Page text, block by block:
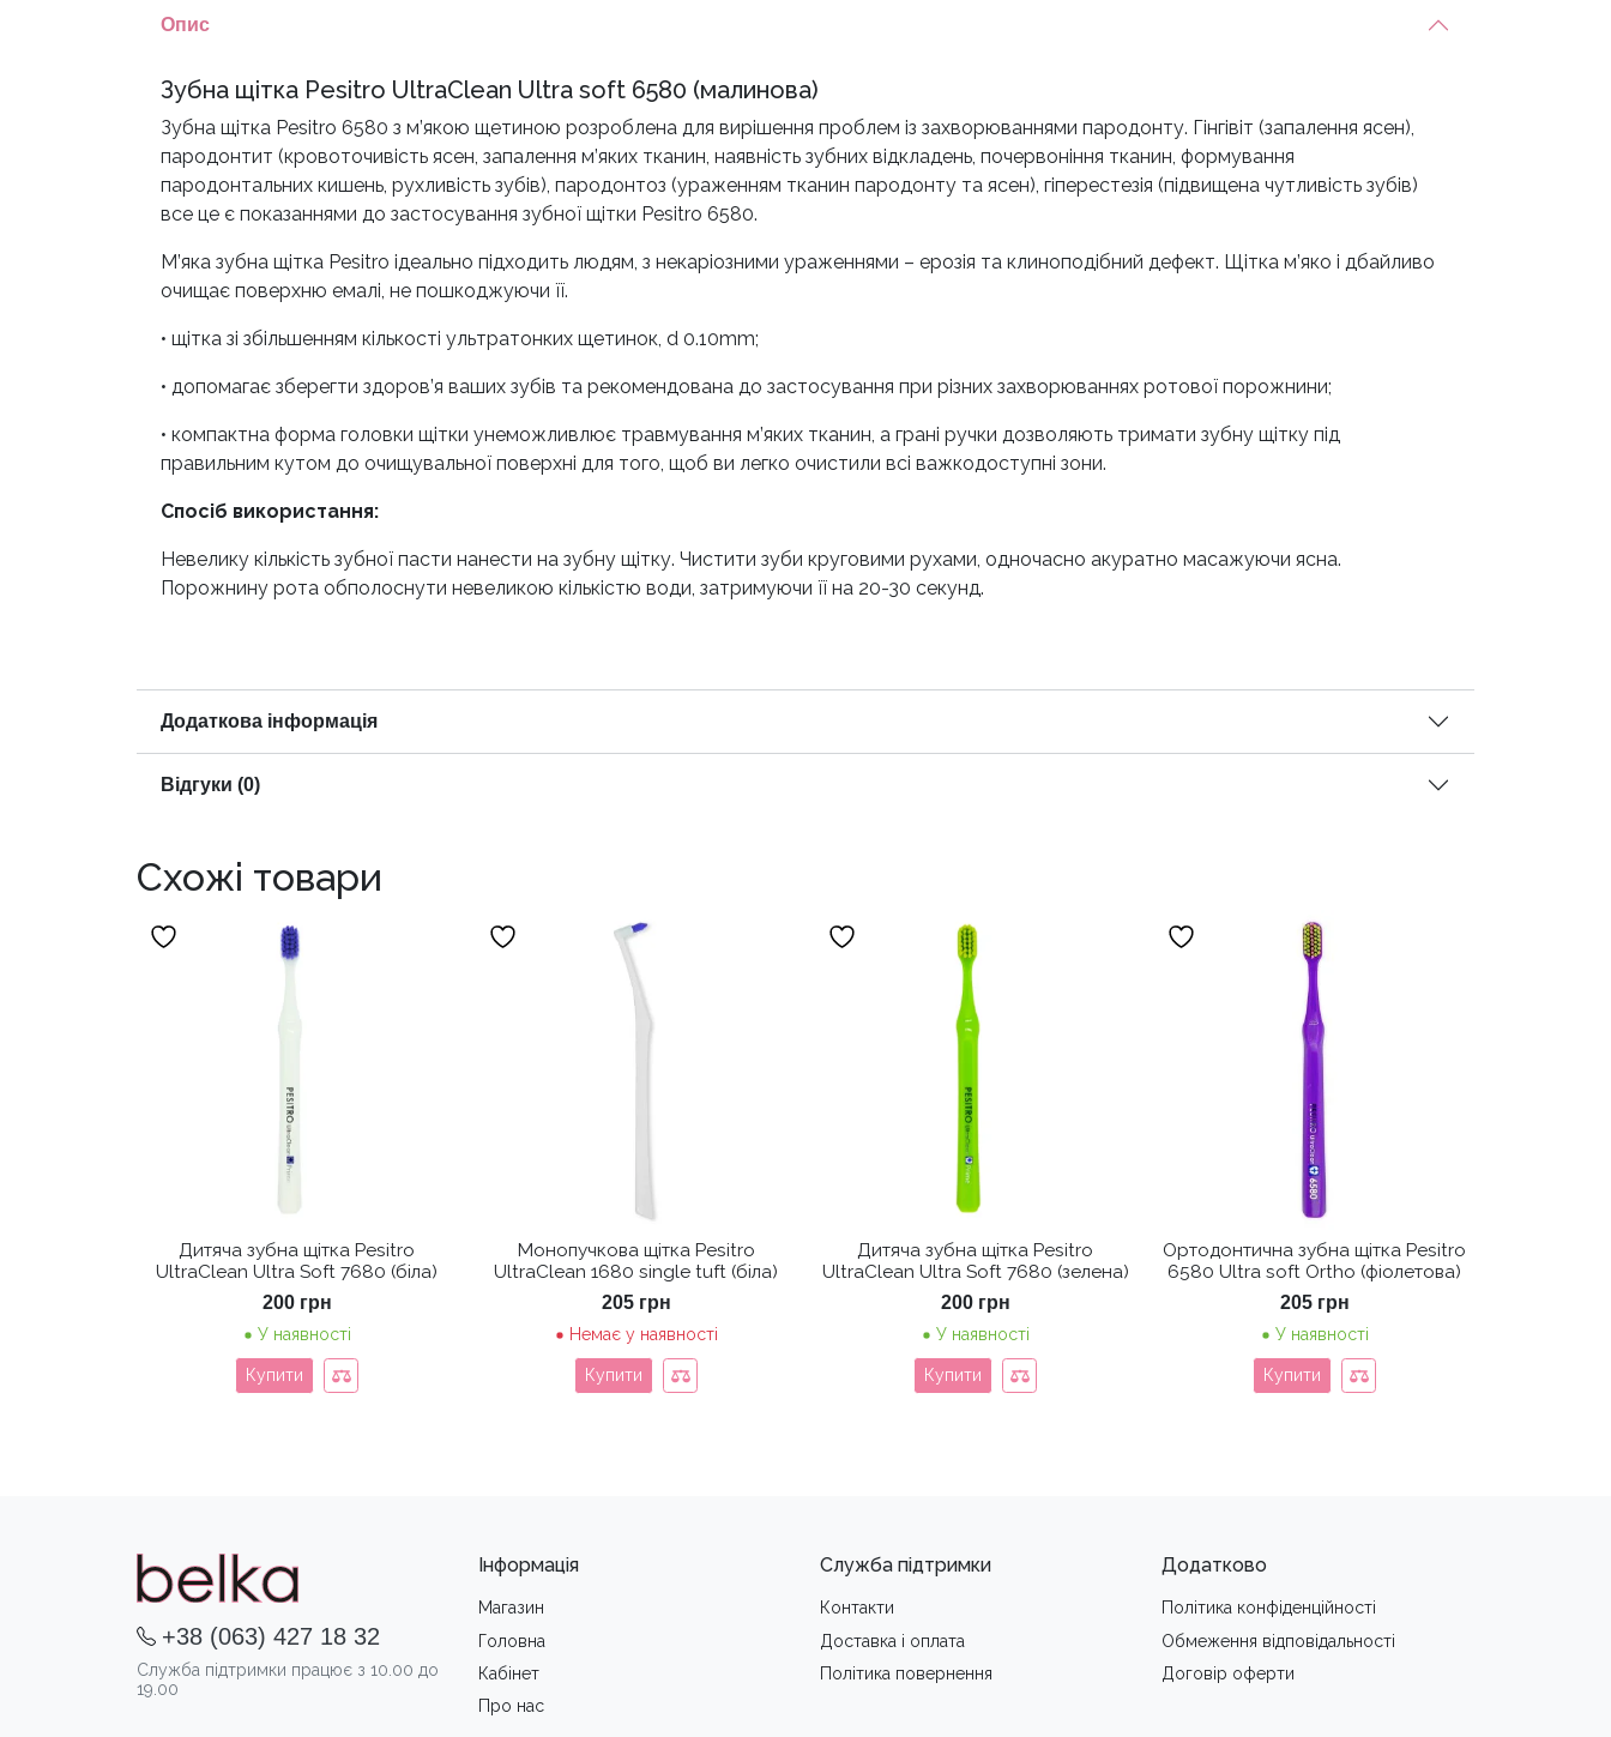
Опис
Зубна щітка Pesitro UltraClean Ultra soft 6580 (малинова)
Зубна щітка Pesitro 6580 з м’якою щетиною розроблена для вирішення проблем із захворюваннями пародонту. Гінгівіт (запалення ясен),
пародонтит (кровоточивість ясен, запалення м’яких тканин, наявність зубних відкладень, почервоніння тканин, формування
пародонтальних кишень, рухливість зубів), пародонтоз (ураженням тканин пародонту та ясен), гіперестезія (підвищена чутливість зубів)
все це є показаннями до застосування зубної щітки Pesitro 6580.
М’яка зубна щітка Pesitro ідеально підходить людям, з некаріозними ураженнями – ерозія та клиноподібний дефект. Щітка м’яко і дбайливо
очищає поверхню емалі, не пошкоджуючи її.
• щітка зі збільшенням кількості ультратонких щетинок, d 0.10mm;
• допомагає зберегти здоров’я ваших зубів та рекомендована до застосування при різних захворюваннях ротової порожнини;
• компактна форма головки щітки унеможливлює травмування м’яких тканин, а грані ручки дозволяють тримати зубну щітку під
правильним кутом до очищувальної поверхні для того, щоб ви легко очистили всі важкодоступні зони.
Спосіб використання:
Невелику кількість зубної пасти нанести на зубну щітку. Чистити зуби круговими рухами, одночасно акуратно масажуючи ясна.
Порожнину рота обполоснути невеликою кількістю води, затримуючи її на 20-30 секунд.
Додаткова інформація
Відгуки (0)
Схожі товари
Дитяча зубна щітка Pesitro
UltraClean Ultra Soft 7680 (біла)
200 грн
У наявності
Купити
Монопучкова щітка Pesitro
UltraClean 1680 single tuft (біла)
205 грн
Немає у наявності
Купити
Дитяча зубна щітка Pesitro
UltraClean Ultra Soft 7680 (зелена)
200 грн
У наявності
Купити
Ортодонтична зубна щітка Pesitro
6580 Ultra soft Ortho (фіолетова)
205 грн
У наявності
Купити
+38 (063) 427 18 32
Служба підтримки працює з 10.00 до
19.00
Служба підтримки
Контакти
Доставка i оплата
Політика повернення
Інформація
Магазин
Головна
Кабінет
Про нас
Додатково
Політика конфіденційності
Обмеження вiдповiдальностi
Договір оферти